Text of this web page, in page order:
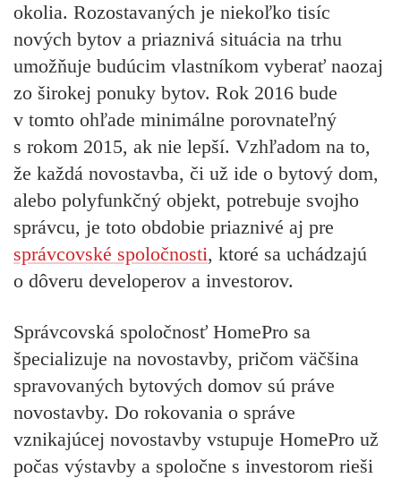
okolia. Rozostavaných je niekoľko tisíc
nových bytov a priaznivá situácia na trhu
umožňuje budúcim vlastníkom vyberať naozaj
zo širokej ponuky bytov. Rok 2016 bude
v tomto ohľade minimálne porovnateľný
s rokom 2015, ak nie lepší. Vzhľadom na to,
že každá novostavba, či už ide o bytový dom,
alebo polyfunkčný objekt, potrebuje svojho
správcu, je toto obdobie priaznivé aj pre
správcovské spoločnosti, ktoré sa uchádzajú
o dôveru developerov a investorov.
Správcovská spoločnosť HomePro sa
špecializuje na novostavby, pričom väčšina
spravovaných bytových domov sú práve
novostavby. Do rokovania o správe
vznikajúcej novostavby vstupuje HomePro už
počas výstavby a spoločne s investorom rieši